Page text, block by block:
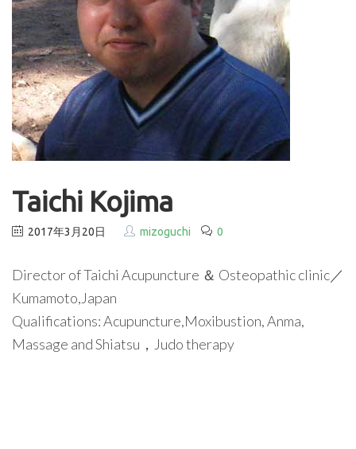
Taichi Kojima
2017年3月20日 mizoguchi 0
Director of Taichi Acupuncture ＆ Osteopathic clinic／
Kumamoto,Japan
Qualifications: Acupuncture,Moxibustion, Anma,
Massage and Shiatsu，Judo therapy